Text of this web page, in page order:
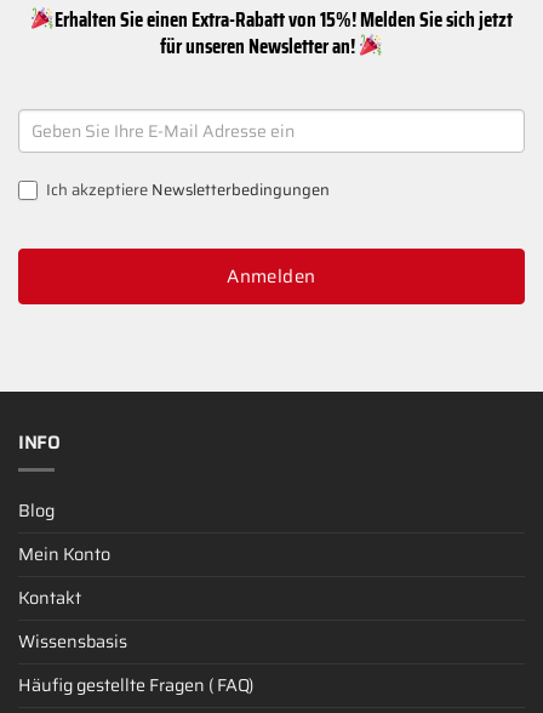
Erhalten Sie einen Extra-Rabatt von 15%! Melden Sie sich jetzt
für unseren Newsletter an!
NEWSLETTER
SIGNUP
Ich akzeptiereNewsletterbedingungen
Anmelden
INFO
Blog
Mein Konto
Kontakt
Wissensbasis
Häufig gestellte Fragen ( FAQ)